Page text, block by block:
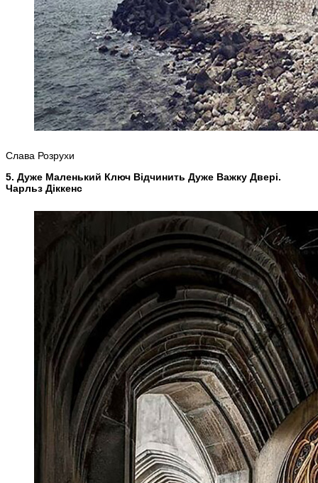
Слава Розрухи
5. Дуже Маленький Ключ Відчинить Дуже Важку Двері.
Чарльз Діккенс